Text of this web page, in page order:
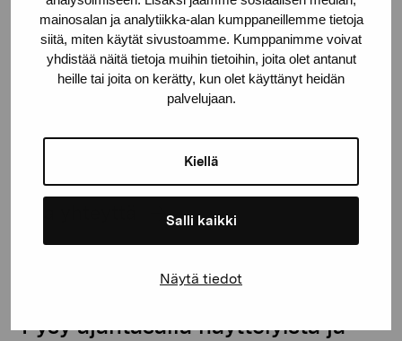
mainosalan ja analytiikka-alan kumppaneillemme tietoja
siitä, miten käytät sivustoamme. Kumppanimme voivat
yhdistää näitä tietoja muihin tietoihin, joita olet antanut
heille tai joita on kerätty, kun olet käyttänyt heidän
palvelujaan.
Kiellä
Salli kaikki
Näytä tiedot
Kustaa Vaasan katu 11
10600 Tammisaari
proartibus@proartibus.fi
Pysy ajantasalla näyttelyistä ja